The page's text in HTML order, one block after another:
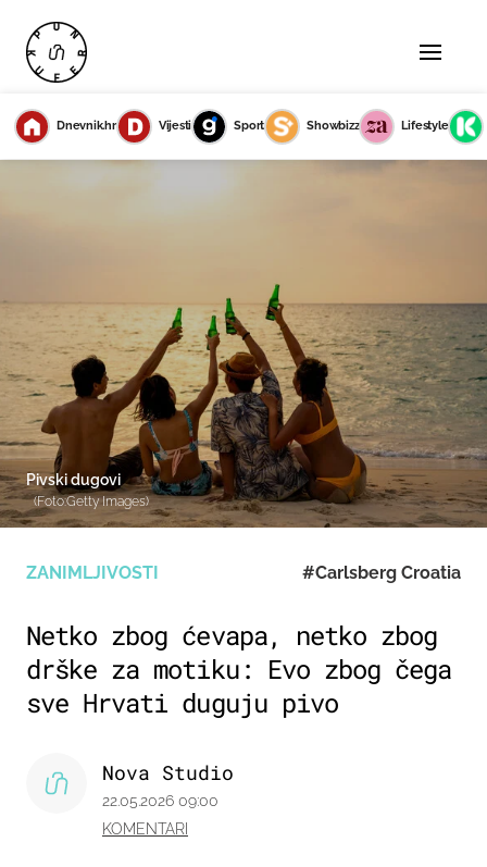
Dnevnik.hr Vijesti Sport Showbizz Lifestyle
ZANIMLJIVOSTI #Carlsberg Croatia
Netko zbog ćevapa, netko zbog
drške za motiku: Evo zbog čega
sve Hrvati duguju pivo
Nova Studio
22.05.2026 09:00
KOMENTARI
Pivski dugovi
(Foto:Getty Images)